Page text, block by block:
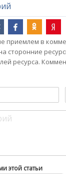
в
сторонние
ресурса.
этой статьи